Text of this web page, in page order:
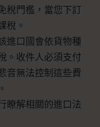
稅門檻，當您下訂
稅。
進口國會依貨物種
。收件人必須支付
音無法控制這些費
瞭解相關的進口法